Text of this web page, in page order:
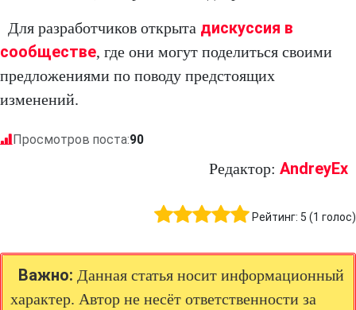
Для разработчиков открыта дискуссия в
сообществе, где они могут поделиться своими
предложениями по поводу предстоящих
изменений.
Просмотров поста:90
Редактор: AndreyEx
Рейтинг: 5 (1 голос)
Важно: Данная статья носит информационный
характер. Автор не несёт ответственности за